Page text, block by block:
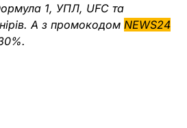
1, УПЛ, UFC та
А з промокодом NEWS24